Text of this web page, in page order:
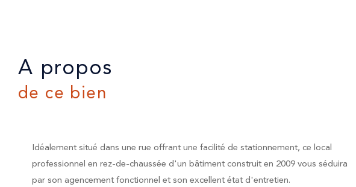
a propos
de ce bien
Idéalement situé dans une rue offrant une facilité de stationnement, ce local
professionnel en rez-de-chaussée d'un bâtiment construit en 2009 vous séduira
par son agencement fonctionnel et son excellent état d'entretien.